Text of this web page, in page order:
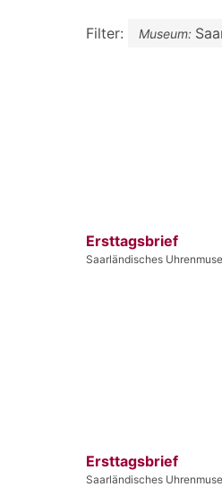
Filter: Museum:
Ersttagsbrief
Saarländisches
Ersttagsbrief
Saarländisches